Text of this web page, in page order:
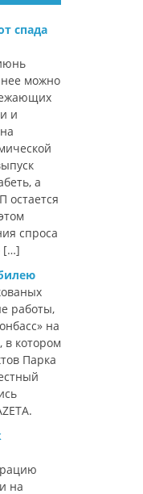
спада
можно
и
а
остается
спроса
[…]
работы,
на
котором
Парка
на